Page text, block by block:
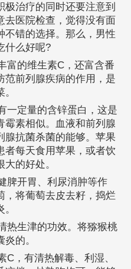
治疗的同时还要注意到
去医院检查，觉得没有面
不错的选择。那么，男性
什么好呢?
富的维生素C，还富含番
范前列腺疾病的作用，是
一定量的含锌蛋白，这是
霉素相似。血液和前列腺
腺抗菌杀菌的能够。苹果
者每天食用苹果，或者饮
的好处。
脾开胃、利尿消肿等作
，将葡萄去皮去籽，捣烂
热生津的功效。将猕猴桃
的。
C，有清热解毒、利湿、